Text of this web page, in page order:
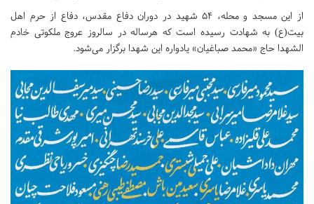
از این مسجد و محله، ۵۴ شهید در دوران دفاع مقدس، دفاع از حرم اهل
بیت(ع) به شهادت رسیده است که هرساله در سالروز عروج ملکوتی خادم
الشهدا حاج «محمد صباغیان» یادواره این شهدا برگزار می‌شود.